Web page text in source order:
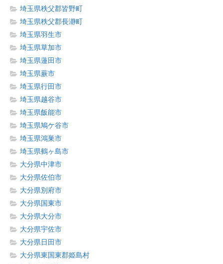
埼玉県秩父郡皆野町
埼玉県秩父郡長瀞町
埼玉県羽生市
埼玉県草加市
埼玉県蓮田市
埼玉県蕨市
埼玉県行田市
埼玉県越谷市
埼玉県飯能市
埼玉県鳩ケ谷市
埼玉県鴻巣市
埼玉県鶴ヶ島市
大分県中津市
大分県佐伯市
大分県別府市
大分県国東市
大分県大分市
大分県宇佐市
大分県日田市
大分県東国東郡姫島村